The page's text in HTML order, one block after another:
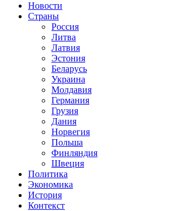
Новости
Страны
Россия
Литва
Латвия
Эстония
Беларусь
Украина
Молдавия
Германия
Грузия
Дания
Норвегия
Польша
Финляндия
Швеция
Политика
Экономика
История
Контекст